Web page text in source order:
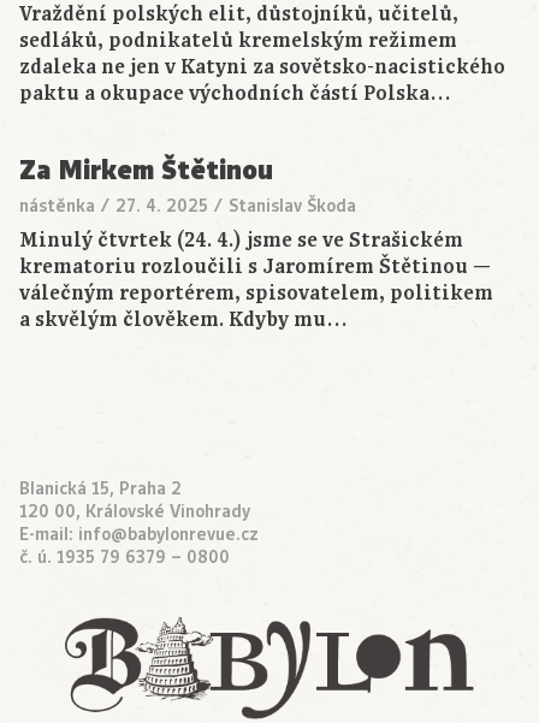
Vraždění polských elit, důstojníků, učitelů,
sedláků, podnikatelů kremelským režimem
zdaleka ne jen v Katyni za sovětsko-nacistického
paktu a okupace východních částí Polska…
Za Mirkem Štětinou
nástěnka / 27. 4. 2025 / Stanislav Škoda
Minulý čtvrtek (24. 4.) jsme se ve Strašickém
krematoriu rozloučili s Jaromírem Štětinou —
válečným reportérem, spisovatelem, politikem
a skvělým člověkem. Kdyby mu…
Blanická 15, Praha 2
120 00, Královské Vinohrady
E-mail: info@babylonrevue.cz
č. ú. 1935 79 6379 – 0800